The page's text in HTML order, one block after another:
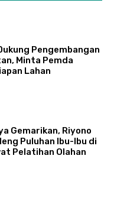
Pengembangan
Minta Pemda
Lahan
Gemarikan, Riyono
Puluhan Ibu-Ibu di
Pelatihan Olahan